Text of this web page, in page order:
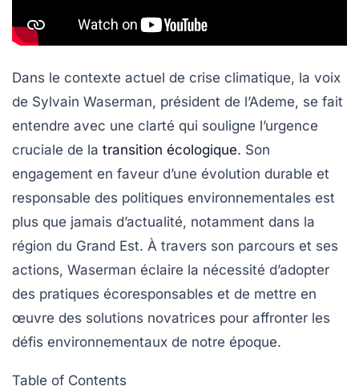
Dans le contexte actuel de crise climatique, la voix
de Sylvain Waserman, président de l’Ademe, se fait
entendre avec une clarté qui souligne l’urgence
cruciale de la transition écologique. Son
engagement en faveur d’une évolution durable et
responsable des politiques environnementales est
plus que jamais d’actualité, notamment dans la
région du Grand Est. À travers son parcours et ses
actions, Waserman éclaire la nécessité d’adopter
des pratiques écoresponsables et de mettre en
œuvre des solutions novatrices pour affronter les
défis environnementaux de notre époque.
Table of Contents